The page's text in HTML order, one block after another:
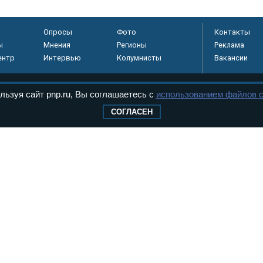
Опросы
Фото
Мнения
Регионы
Интервью Колумнисты
Контакты
Реклама
Вакансии
сайт pnp.ru, Вы соглашаетесь с использованием файлов
СОГЛАСЕН